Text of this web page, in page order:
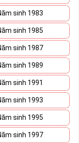
sinh 1983
sinh 1985
sinh 1987
sinh 1989
sinh 1991
sinh 1993
sinh 1995
sinh 1997